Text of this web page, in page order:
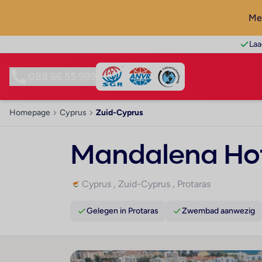
Homepage Cyprus Zuid-Cyprus
Mandalena
Cyprus , Zuid-Cyprus , Protaras
Gelegen in Protaras Zwembad aanwezig